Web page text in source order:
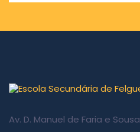
Av. D. Manuel de Faria e Sousa